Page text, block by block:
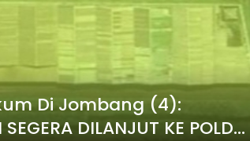
Di Jombang (4):
DILANJUT KE POLDA